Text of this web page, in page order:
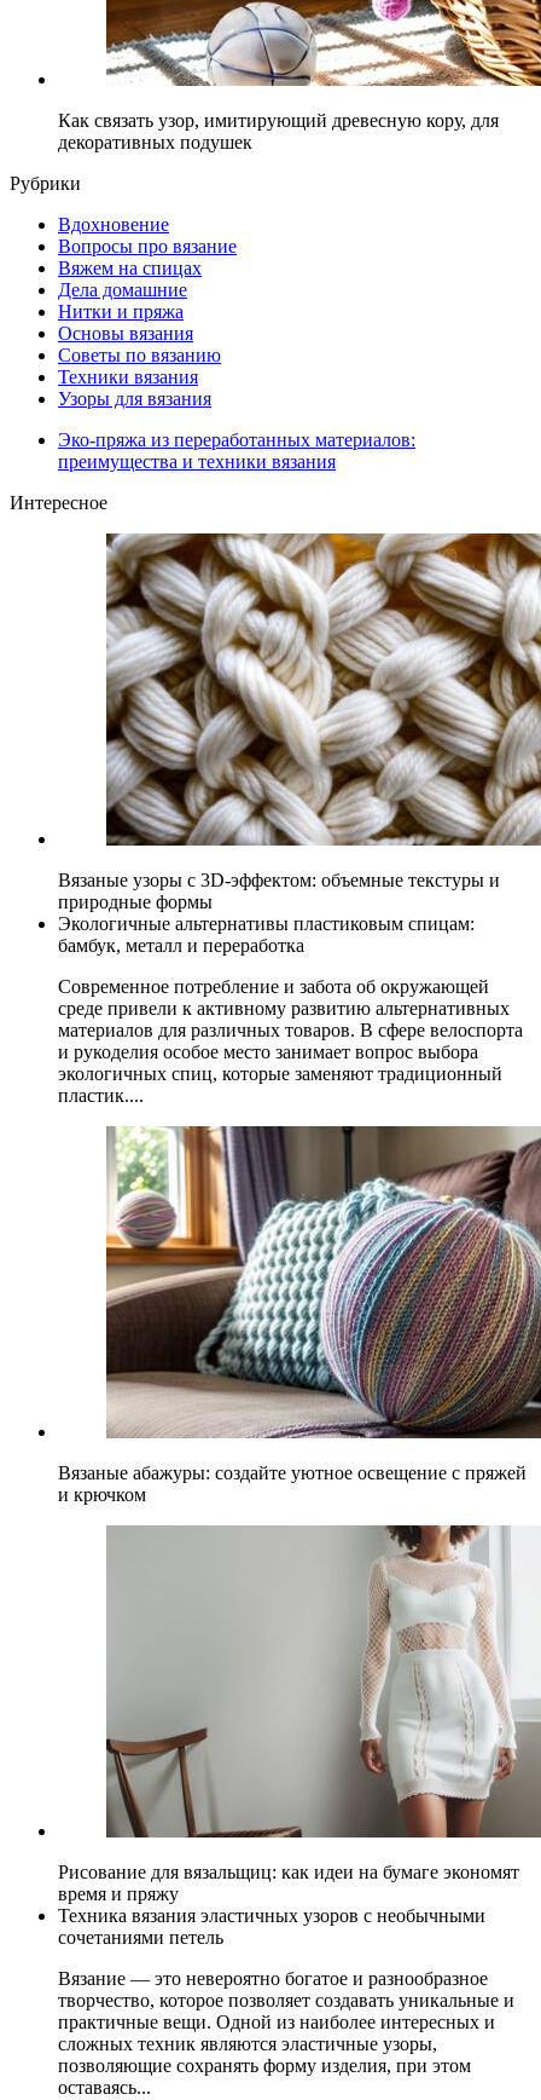
Как связать узор, имитирующий древесную кору, для
декоративных подушек
Рубрики
Вдохновение
Вопросы про вязание
Вяжем на спицах
Дела домашние
Нитки и пряжа
Основы вязания
Советы по вязанию
Техники вязания
Узоры для вязания
Эко-пряжа из переработанных материалов:
преимущества и техники вязания
Интересное
Вязаные узоры с 3D-эффектом: объемные текстуры и
природные формы
Экологичные альтернативы пластиковым спицам:
бамбук, металл и переработка
Современное потребление и забота об окружающей
среде привели к активному развитию альтернативных
материалов для различных товаров. В сфере велоспорта
и рукоделия особое место занимает вопрос выбора
экологичных спиц, которые заменяют традиционный
пластик....
Вязаные абажуры: создайте уютное освещение с пряжей
и крючком
Рисование для вязальщиц: как идеи на бумаге экономят
время и пряжу
Техника вязания эластичных узоров с необычными
сочетаниями петель
Вязание — это невероятно богатое и разнообразное
творчество, которое позволяет создавать уникальные и
практичные вещи. Одной из наиболее интересных и
сложных техник являются эластичные узоры,
позволяющие сохранять форму изделия, при этом
оставаясь...